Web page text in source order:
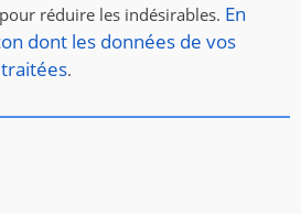
réduire les indésirables. En
dont les données de vos
.